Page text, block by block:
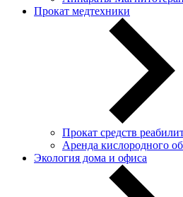
Прокат медтехники
Прокат средств
Аренда кислородного
Экология дома и офиса